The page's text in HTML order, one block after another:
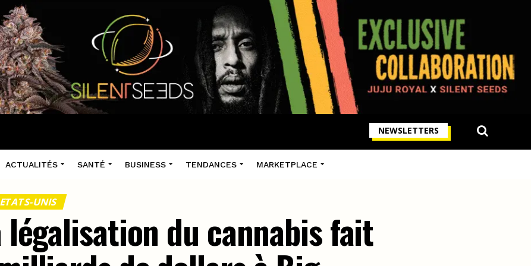
NEWSLETTERS
ACTUALITÉS SANTÉ BUSINESS TENDANCES MARKETPLACE
UNIS
du cannabis fait